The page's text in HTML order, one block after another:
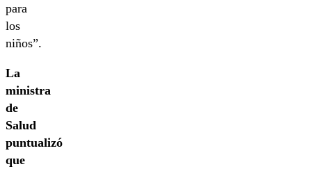
para
los
niños”.
La
ministra
de
Salud
puntualizó
que